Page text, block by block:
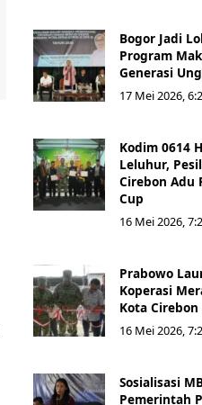
Bogor Jadi
Program
Generasi
17 Mei 2026,
Kodim 0614
Leluhur,
Cirebon Adu
Cup
16 Mei 2026,
Prabowo
Koperasi
Kota
16 Mei 2026,
Sosialisasi
Pemerintah